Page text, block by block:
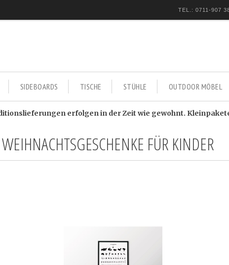
TEL.: 0711-907
SIDEBOARDS TISCHE STÜHLE OUTDOOR MÖBEL
erfolgen in der Zeit wie gewohnt.
WEIHNACHTSGESCHENKE FÜR KINDER